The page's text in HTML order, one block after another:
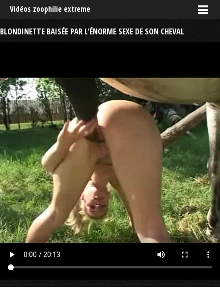
Vidéos zoophilie extreme
BLONDINETTE BAISÉE PAR L’ÉNORME SEXE DE SON CHEVAL